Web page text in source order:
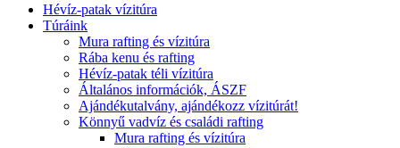
Hévíz-patak vízitúra
Túráink
Mura rafting és vízitúra
Rába kenu és rafting
Hévíz-patak téli vízitúra
Általános információk, ÁSZF
Ajándékutalvány, ajándékozz vízitúrát!
Könnyű vadvíz és családi rafting
Mura rafting és vízitúra